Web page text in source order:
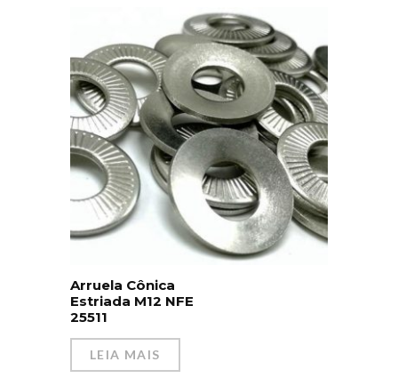
Arruela Cônica
Estriada M12 NFE
25511
LEIA MAIS